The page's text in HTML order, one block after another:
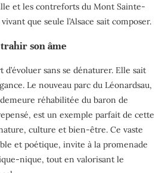
et les contreforts du Mont Sainte-
que seule l’Alsace sait composer.
son âme
d’évoluer sans se dénaturer. Elle sait
Le nouveau parc du Léonardsau,
réhabilitée du baron de
est un exemple parfait de cette
culture et bien-être. Ce vaste
et poétique, invite à la promenade
nique, tout en valorisant le